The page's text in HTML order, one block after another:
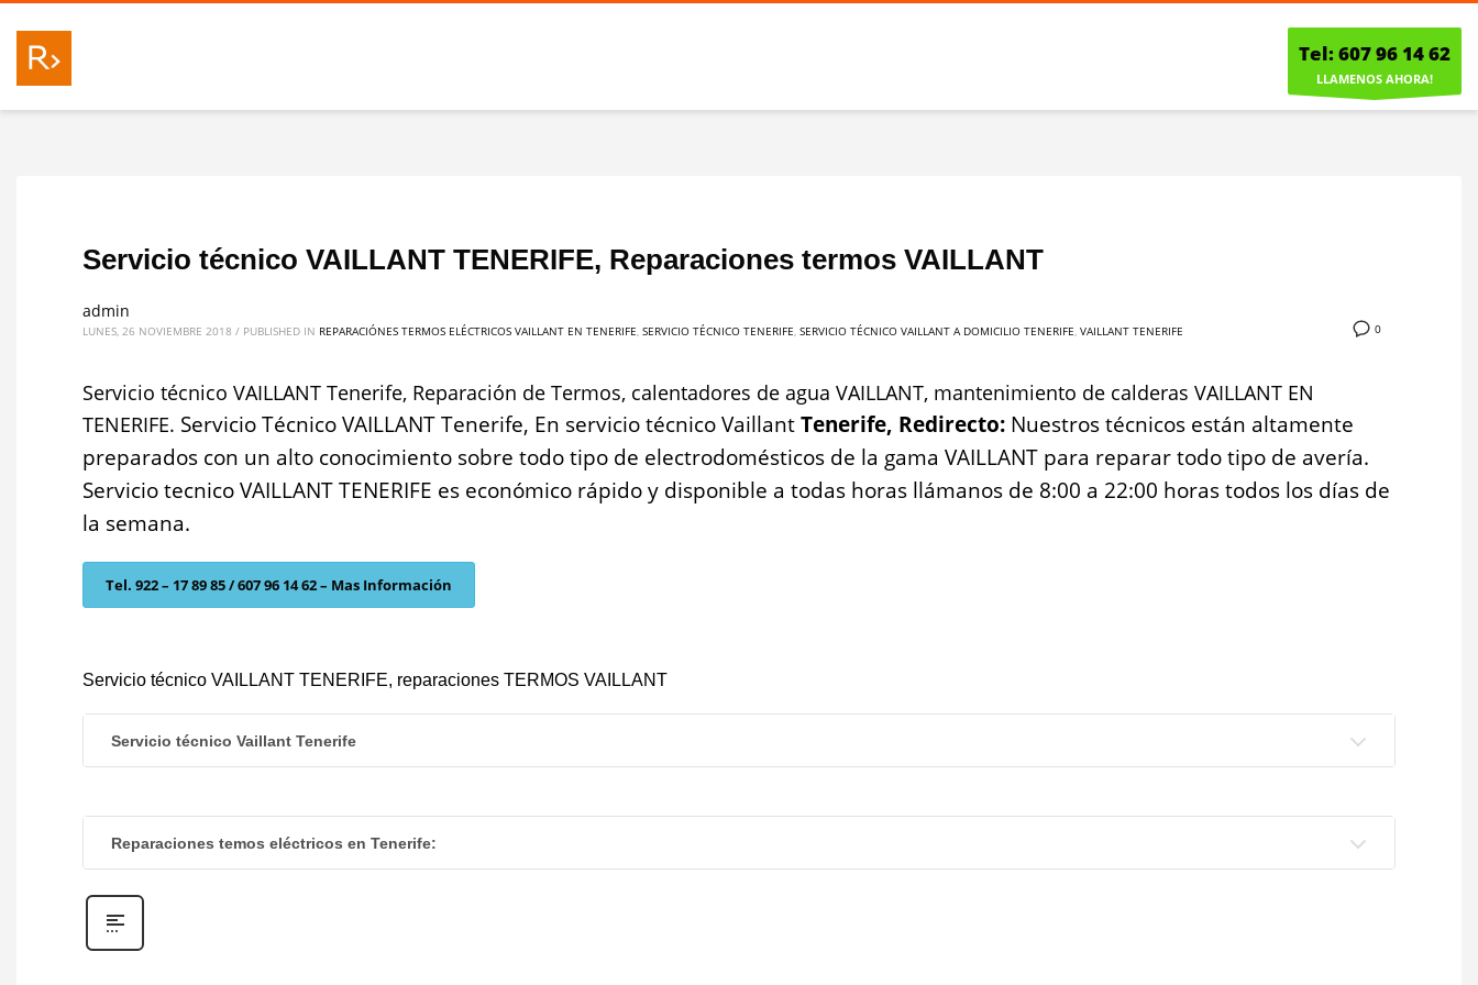
Tel: 607 96 14 62
LLAMENOS AHORA!
Servicio técnico VAILLANT TENERIFE, Reparaciones termos VAILLANT
0
admin
LUNES, 26 NOVIEMBRE 2018 / PUBLISHED IN REPARACIÓNES TERMOS ELÉCTRICOS VAILLANT EN TENERIFE, SERVICIO TÉCNICO TENERIFE, SERVICIO TÉCNICO VAILLANT A DOMICILIO TENERIFE, VAILLANT TENERIFE
Servicio técnico VAILLANT Tenerife, Reparación de Termos, calentadores de agua VAILLANT, mantenimiento de calderas VAILLANT EN
TENERIFE. Servicio Técnico VAILLANT Tenerife, En servicio técnico VaillantTenerife, Redirecto: Nuestros técnicos están altamente
preparados con un alto conocimiento sobre todo tipo de electrodomésticos de la gama VAILLANT para reparar todo tipo de avería.
Servicio tecnico VAILLANT TENERIFE es económico rápido y disponible a todas horas llámanos de 8:00 a 22:00 horas todos los días de
la semana.
Tel. 922 – 17 89 85 / 607 96 14 62 – Mas Información
Servicio técnico VAILLANT TENERIFE, reparaciones TERMOS VAILLANT
Servicio técnico Vaillant Tenerife
Reparaciones temos eléctricos en Tenerife: